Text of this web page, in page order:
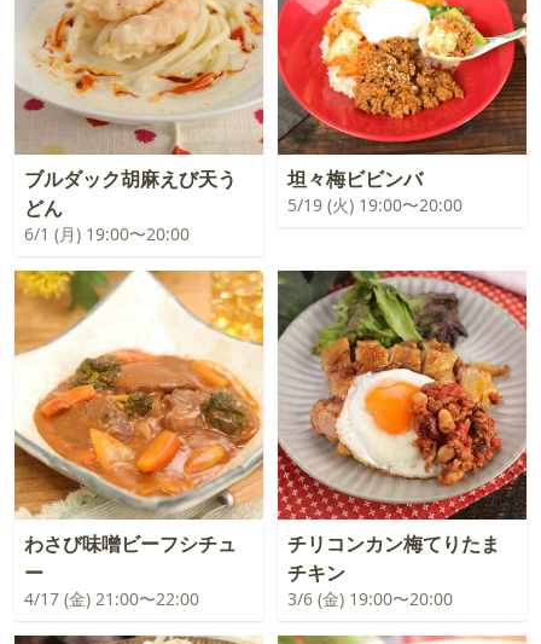
ブルダック胡麻えび天う
どん
6/1 (月) 19:00〜20:00
坦々梅ビビンバ
5/19 (火) 19:00〜20:00
わさび味噌ビーフシチュ
ー
4/17 (金) 21:00〜22:00
チリコンカン梅てりたま
チキン
3/6 (金) 19:00〜20:00